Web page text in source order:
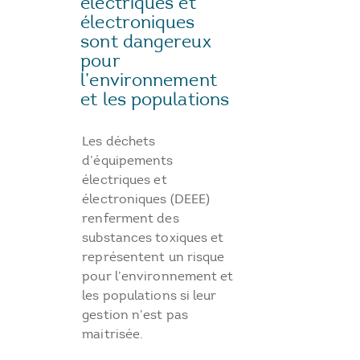
électroniques
sont dangereux
pour
l’environnement
et les populations
Les déchets
d’équipements
électriques et
électroniques (DEEE)
renferment des
substances toxiques et
représentent un risque
pour l’environnement et
les populations si leur
gestion n’est pas
maitrisée.